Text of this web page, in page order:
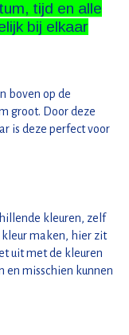
tijd en alle
bij elkaar
boven op de
groot. Door deze
is deze perfect voor
kleuren, zelf
maken, hier zit
uit met de kleuren
en misschien kunnen